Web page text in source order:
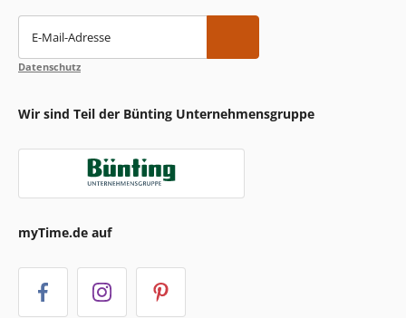
E-Mail-Adresse
Datenschutz
Wir sind Teil der Bünting Unternehmensgruppe
myTime.de auf